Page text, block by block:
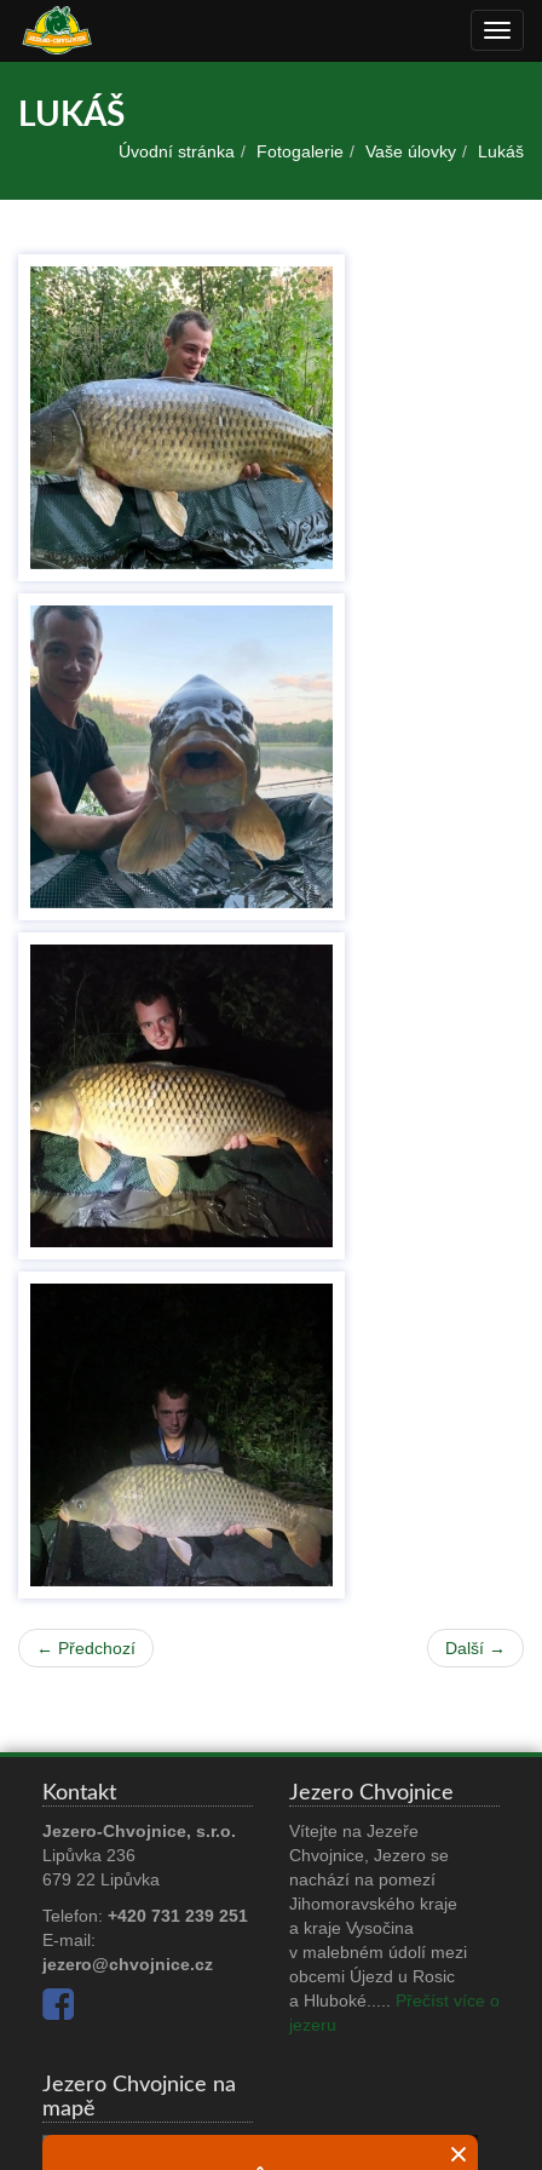
LUKÁŠ
Úvodní stránka Fotogalerie Vaše úlovky Lukáš
← Předchozí Další →
Kontakt
Jezero-Chvojnice, s.r.o.
Lipůvka 236
679 22 Lipůvka
Telefon: +420 731 239 251
E-mail:
jezero@chvojnice.cz
Jezero Chvojnice
Vítejte na Jezeře
Chvojnice, Jezero se
nachází na pomezí
Jihomoravského kraje
a kraje Vysočina
v malebném údolí mezi
obcemi Újezd u Rosic
a Hluboké.
Přečíst více o
jezeru
Jezero Chvojnice na
mapě